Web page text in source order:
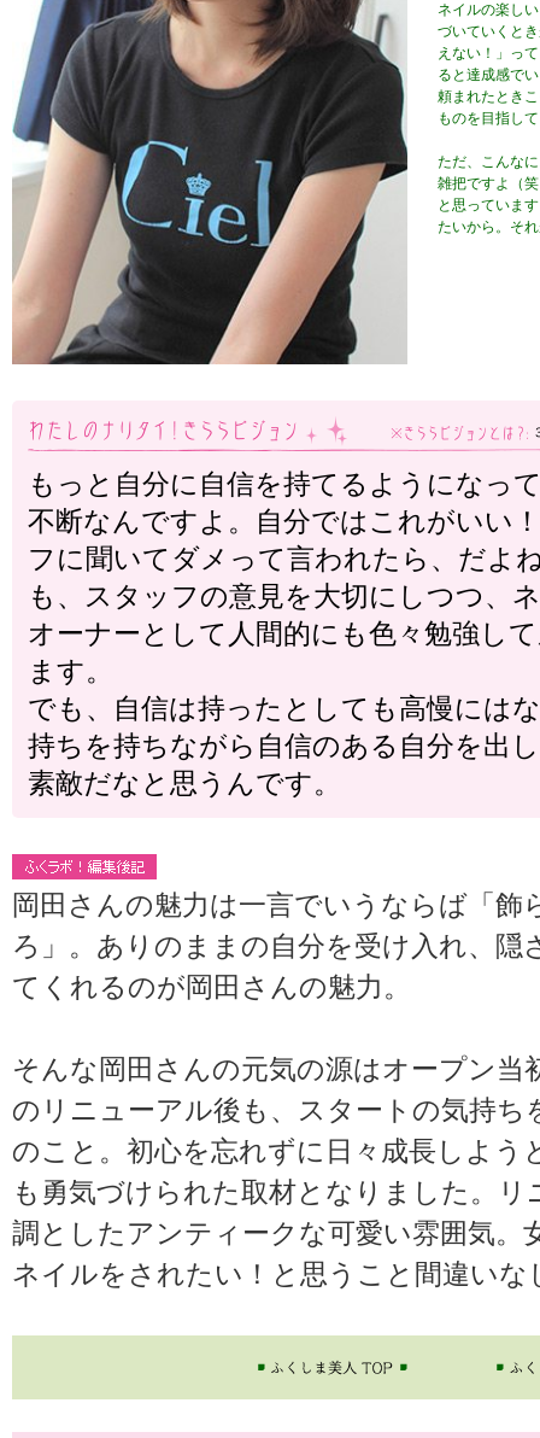
ネイルの楽し
づいていくと
えない！」っ
ると達成感で
頼まれたとき
ものを目指し
ただ、こんな
雑把ですよ（
と思っていま
たいから。そ
もっと自分に自信を持てるようになっ
不断なんですよ。自分ではこれがいい
フに聞いてダメって言われたら、だよ
も、スタッフの意見を大切にしつつ、
オーナーとして人間的にも色々勉強し
ます。
でも、自信は持ったとしても高慢には
持ちを持ちながら自信のある自分を出
素敵だなと思うんです。
岡田さんの魅力は一言でいうならば「飾
ろ」。ありのままの自分を受け入れ、隠
てくれるのが岡田さんの魅力。
そんな岡田さんの元気の源はオープン当
のリニューアル後も、スタートの気持
のこと。初心を忘れずに日々成長しよう
も勇気づけられた取材となりました。
調としたアンティークな可愛い雰囲気。
ネイルをされたい！と思うこと間違いな